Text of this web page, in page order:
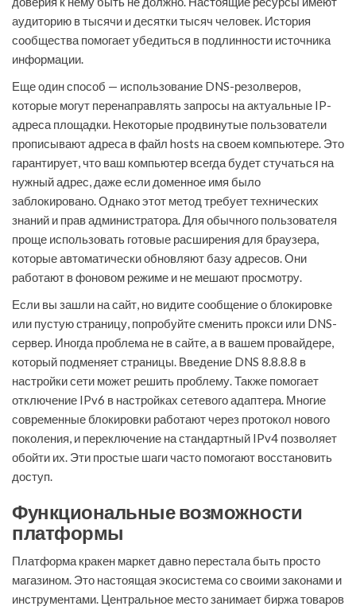
аудиторию в тысячи и десятки тысяч человек. История
сообщества помогает убедиться в подлинности источника
информации.
Еще один способ — использование DNS-резолверов,
которые могут перенаправлять запросы на актуальные IP-
адреса площадки. Некоторые продвинутые пользователи
прописывают адреса в файл hosts на своем компьютере. Это
гарантирует, что ваш компьютер всегда будет стучаться на
нужный адрес, даже если доменное имя было
заблокировано. Однако этот метод требует технических
знаний и прав администратора. Для обычного пользователя
проще использовать готовые расширения для браузера,
которые автоматически обновляют базу адресов. Они
работают в фоновом режиме и не мешают просмотру.
Если вы зашли на сайт, но видите сообщение о блокировке
или пустую страницу, попробуйте сменить прокси или DNS-
сервер. Иногда проблема не в сайте, а в вашем провайдере,
который подменяет страницы. Введение DNS 8.8.8.8 в
настройки сети может решить проблему. Также помогает
отключение IPv6 в настройках сетевого адаптера. Многие
современные блокировки работают через протокол нового
поколения, и переключение на стандартный IPv4 позволяет
обойти их. Эти простые шаги часто помогают восстановить
доступ.
Функциональные возможности
платформы
Платформа кракен маркет давно перестала быть просто
магазином. Это настоящая экосистема со своими законами и
инструментами. Центральное место занимает биржа товаров